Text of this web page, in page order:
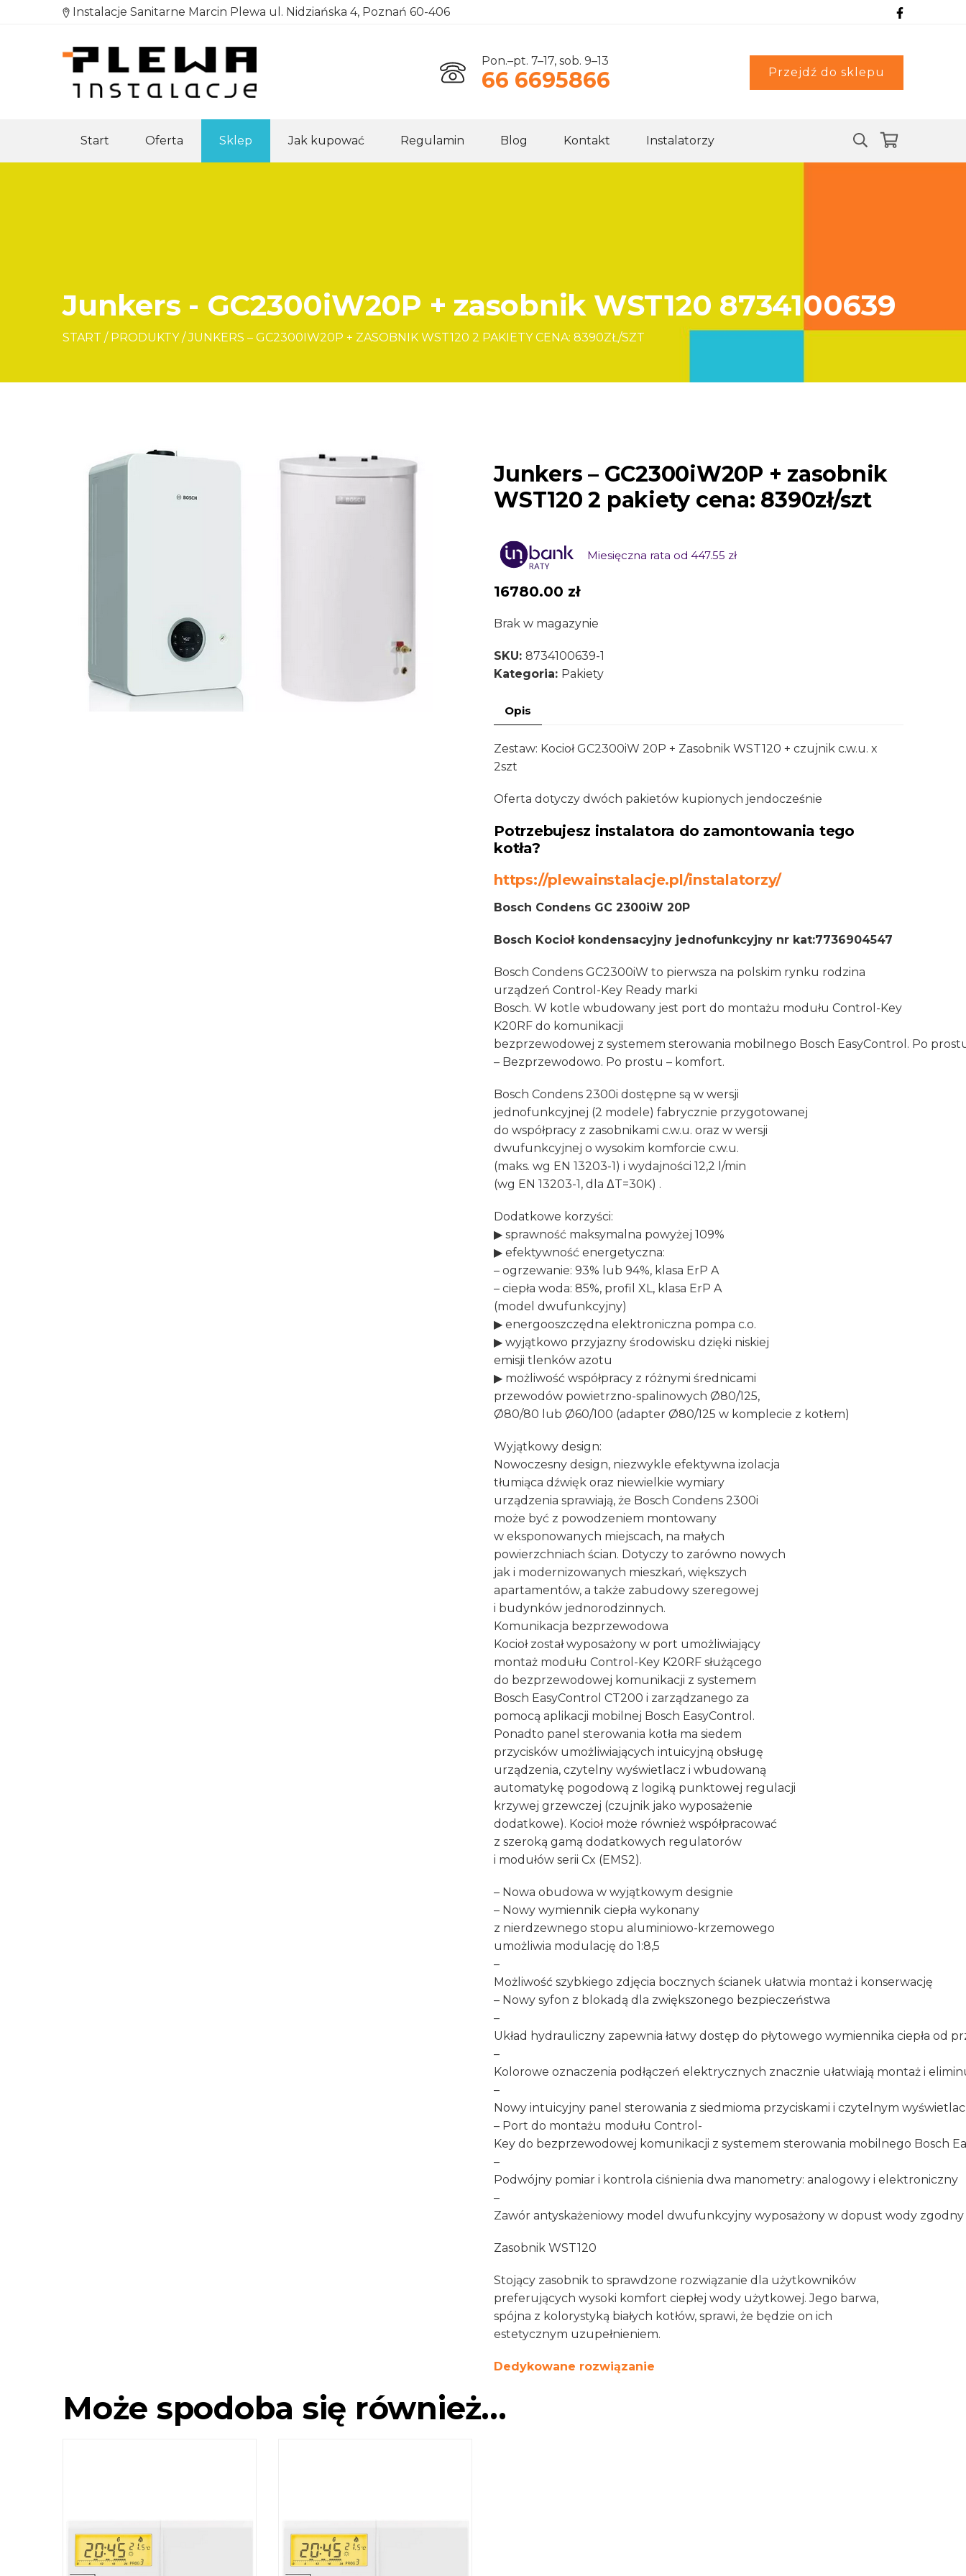
Instalacje Sanitarne Marcin Plewa ul. Nidziańska 4, Poznań 60-406
Pon.–pt. 7–17, sob. 9–13
66 6695866 Przejdź do sklepu
Start Oferta Sklep Jak kupować Regulamin Blog Kontakt Instalatorzy
Junkers - GC2300iW20P + zasobnik WST120 8734100639
START / PRODUKTY / JUNKERS – GC2300IW20P + ZASOBNIK WST120 2 PAKIETY CENA: 8390ZŁ/SZT
Junkers – GC2300iW20P + zasobnik
WST120 2 pakiety cena: 8390zł/szt
Miesięczna rata od 447.55 zł
16780.00 zł
Brak w magazynie
SKU: 8734100639-1
Kategoria: Pakiety
Opis
Zestaw: Kocioł GC2300iW 20P + Zasobnik WST120 + czujnik c.w.u. x
2szt
Oferta dotyczy dwóch pakietów kupionych jendocześnie
Potrzebujesz instalatora do zamontowania tego
kotła?
https://plewainstalacje.pl/instalatorzy/
Bosch Condens GC 2300iW 20P
Bosch Kocioł kondensacyjny jednofunkcyjny nr kat:7736904547
Bosch Condens GC2300iW to pierwsza na polskim rynku rodzina
urządzeń Control-Key Ready marki
Bosch. W kotle wbudowany jest port do montażu modułu Control-Key
K20RF do komunikacji
bezprzewodowej z systemem sterowania mobilnego Bosch EasyControl. Po
– Bezprzewodowo. Po prostu – komfort.
Bosch Condens 2300i dostępne są w wersji
jednofunkcyjnej (2 modele) fabrycznie przygotowanej
do współpracy z zasobnikami c.w.u. oraz w wersji
dwufunkcyjnej o wysokim komforcie c.w.u.
(maks. wg EN 13203-1) i wydajności 12,2 l/min
(wg EN 13203-1, dla ΔT=30K) .
Dodatkowe korzyści:
▶ sprawność maksymalna powyżej 109%
▶ efektywność energetyczna:
– ogrzewanie: 93% lub 94%, klasa ErP A
– ciepła woda: 85%, profil XL, klasa ErP A
(model dwufunkcyjny)
▶ energooszczędna elektroniczna pompa c.o.
▶ wyjątkowo przyjazny środowisku dzięki niskiej
emisji tlenków azotu
▶ możliwość współpracy z różnymi średnicami
przewodów powietrzno-spalinowych Ø80/125,
Ø80/80 lub Ø60/100 (adapter Ø80/125 w komplecie z kotłem)
Wyjątkowy design:
Nowoczesny design, niezwykle efektywna izolacja
tłumiąca dźwięk oraz niewielkie wymiary
urządzenia sprawiają, że Bosch Condens 2300i
może być z powodzeniem montowany
w eksponowanych miejscach, na małych
powierzchniach ścian. Dotyczy to zarówno nowych
jak i modernizowanych mieszkań, większych
apartamentów, a także zabudowy szeregowej
i budynków jednorodzinnych.
Komunikacja bezprzewodowa
Kocioł został wyposażony w port umożliwiający
montaż modułu Control-Key K20RF służącego
do bezprzewodowej komunikacji z systemem
Bosch EasyControl CT200 i zarządzanego za
pomocą aplikacji mobilnej Bosch EasyControl.
Ponadto panel sterowania kotła ma siedem
przycisków umożliwiających intuicyjną obsługę
urządzenia, czytelny wyświetlacz i wbudowaną
automatykę pogodową z logiką punktowej regulacji
krzywej grzewczej (czujnik jako wyposażenie
dodatkowe). Kocioł może również współpracować
z szeroką gamą dodatkowych regulatorów
i modułów serii Cx (EMS2).
– Nowa obudowa w wyjątkowym designie
– Nowy wymiennik ciepła wykonany
z nierdzewnego stopu aluminiowo-krzemowego
umożliwia modulację do 1:8,5
–
Możliwość szybkiego zdjęcia bocznych ścianek ułatwia montaż i konserwację
– Nowy syfon z blokadą dla zwiększonego bezpieczeństwa
–
Układ hydrauliczny zapewnia łatwy dostęp do płytowego wymiennika ciepła od
–
Kolorowe oznaczenia podłączeń elektrycznych znacznie ułatwiają montaż i
–
Nowy intuicyjny panel sterowania z siedmioma przyciskami i czytelnym
– Port do montażu modułu Control-
Key do bezprzewodowej komunikacji z systemem sterowania mobilnego Bosch
–
Podwójny pomiar i kontrola ciśnienia dwa manometry: analogowy i elektroniczny
–
Zawór antyskażeniowy model dwufunkcyjny wyposażony w dopust wody zgodny
Zasobnik WST120
Stojący zasobnik to sprawdzone rozwiązanie dla użytkowników
preferujących wysoki komfort ciepłej wody użytkowej. Jego barwa,
spójna z kolorystyką białych kotłów, sprawi, że będzie on ich
estetycznym uzupełnieniem.
Dedykowane rozwiązanie
Może spodoba się również…